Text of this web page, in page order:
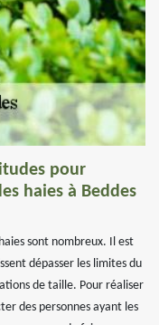
pour
haies à Beddes
sont nombreux. Il est
dépasser les limites du
de taille. Pour réaliser
des personnes ayant les